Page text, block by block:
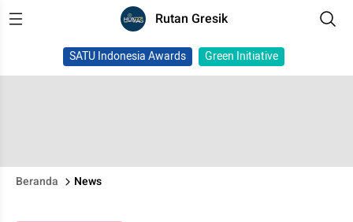
Rutan Gresik
SATU Indonesia Awards Green Initiative
Beranda News